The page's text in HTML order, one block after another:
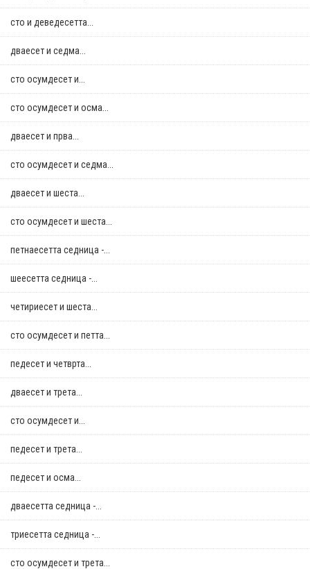
сто и деведесетта...
дваесет и седма...
сто осумдесет и...
сто осумдесет и осма...
дваесет и прва...
сто осумдесет и седма...
дваесет и шеста...
сто осумдесет и шеста...
петнаесетта седница -...
шеесетта седница -...
четириесет и шеста...
сто осумдесет и петта...
педесет и четврта...
дваесет и трета...
сто осумдесет и...
педесет и трета...
педесет и осма...
дваесетта седница -...
триесетта седница -...
сто осумдесет и трета...